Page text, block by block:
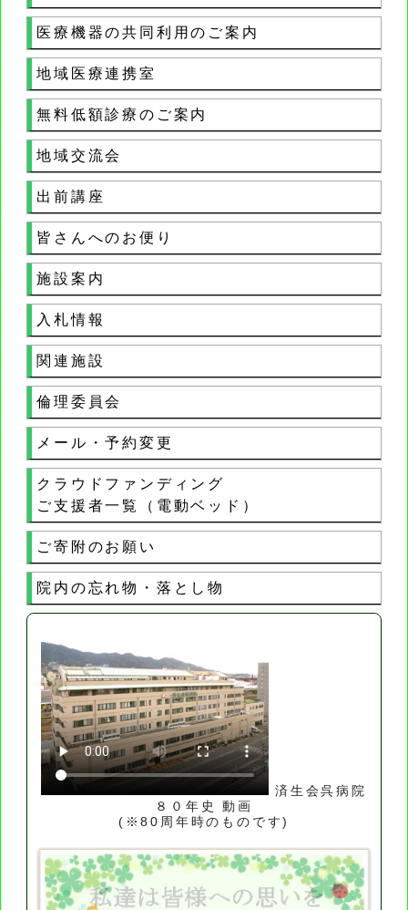
医療機器の共同利用のご案内
地域医療連携室
無料低額診療のご案内
地域交流会
出前講座
皆さんへのお便り
施設案内
入札情報
関連施設
倫理委員会
メール・予約変更
クラウドファンディング
ご支援者一覧（電動ベッド）
ご寄附のお願い
院内の忘れ物・落とし物
済生会呉病院
８０年史 動画
(※80周年時のものです)